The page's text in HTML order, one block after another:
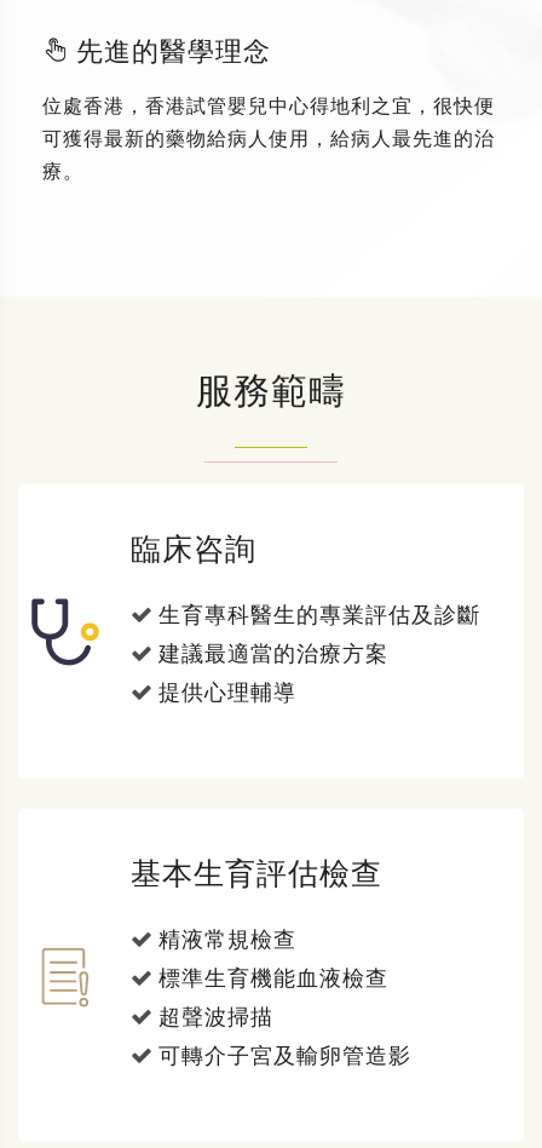
先進的醫學理念
位處香港，香港試管嬰兒中心得地利之宜，很快便
可獲得最新的藥物給病人使用，給病人最先進的治
療。
服務範疇
臨床咨詢
生育專科醫生的專業評估及診斷
建議最適當的治療方案
提供心理輔導
基本生育評估檢查
精液常規檢查
標準生育機能血液檢查
超聲波掃描
可轉介子宮及輸卵管造影